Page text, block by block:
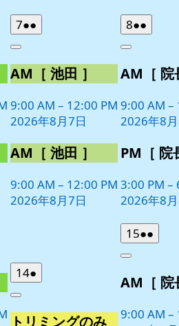
72026
年
月
7
日
●●
件
イ
ン
ト)
Close
AM［ 池田 ］
9:00 AM – 12:00 PM
2026年8月7日
AM［ 池田 ］
9:00 AM – 12:00 PM
2026年8月7日
82026
年
月
日
●●
件
イ
ン
ト)
Close
AM［ 院
9:00 AM –
2026年8
PM［ 院
3:00 PM –
2026年8
142026
年
月
●
件
イ
Close
トリミングのみ
152026
年
月
日
●●
件
イ
ン
Close
AM［ 院
9:00 AM –